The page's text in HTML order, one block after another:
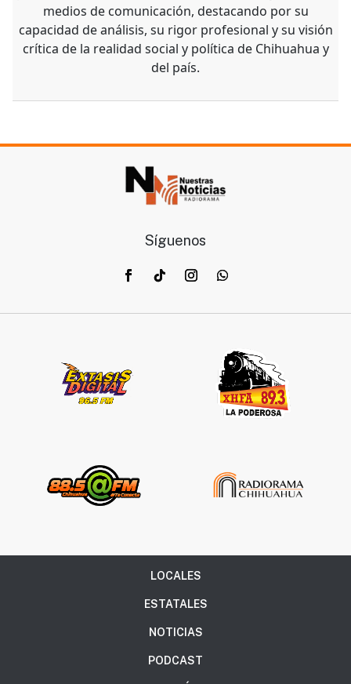
Alfredo Martínez Sosa es Editor en Jefe de Noticieros
Radiorama, donde encabeza el trabajo informativo
con responsabilidad, liderazgo y compromiso hacia la
audiencia. Con más de 20 años de experiencia en el
periodismo, ha desarrollado una sólida trayectoria en
del país.
LOCALES